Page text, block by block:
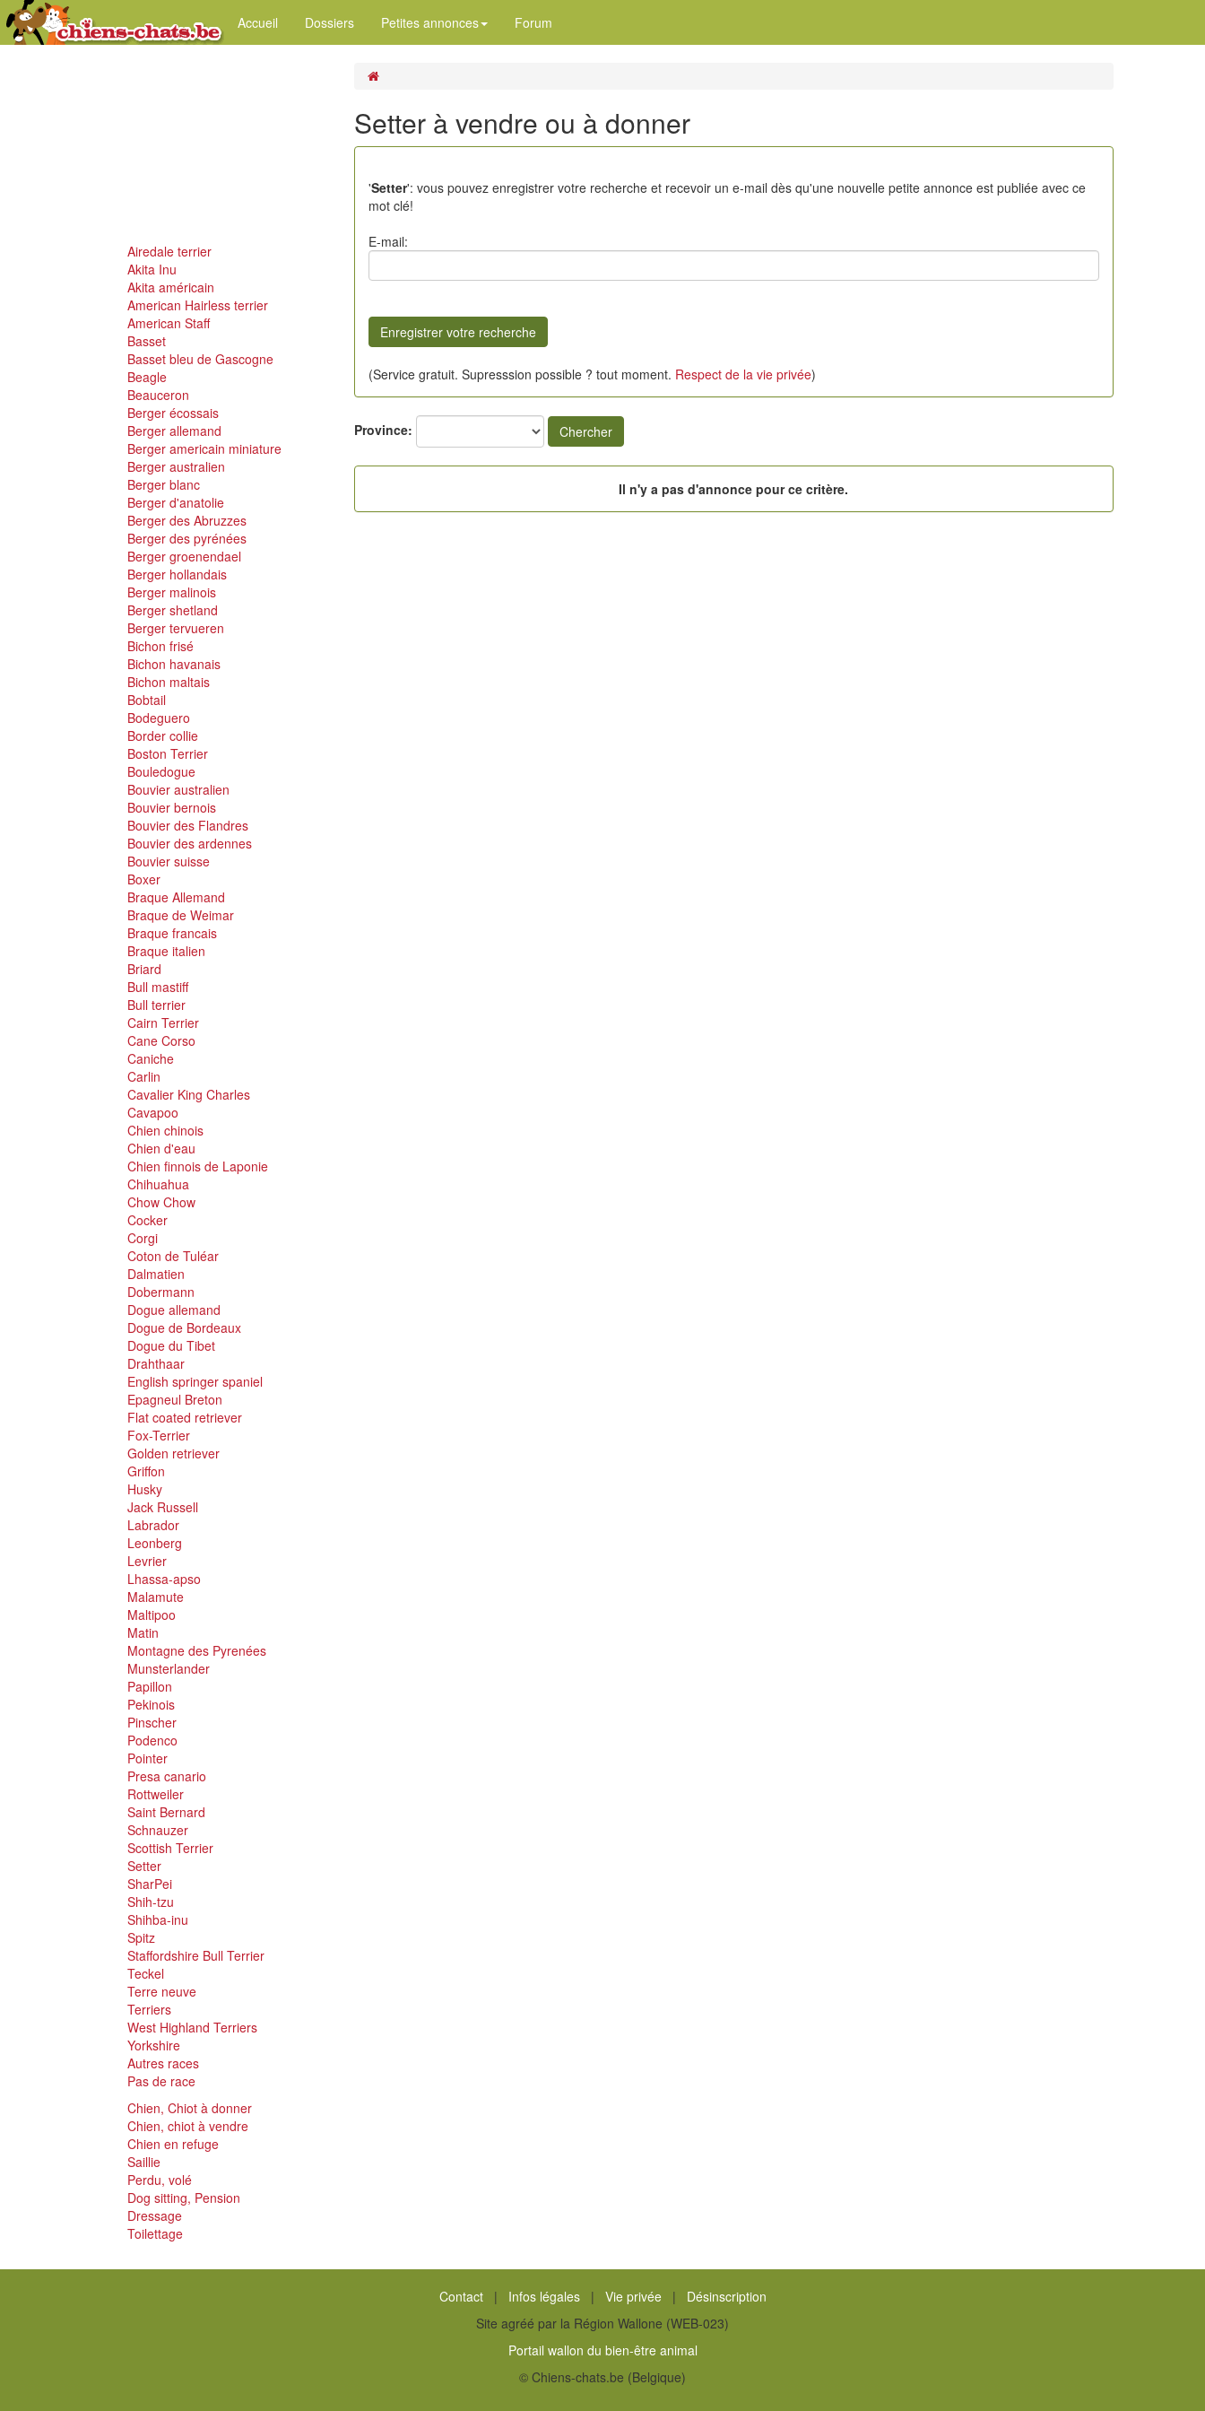
Accueil Dossiers Petites annonces Forum
Airedale terrier
Akita Inu
Akita américain
American Hairless terrier
American Staff
Basset
Basset bleu de Gascogne
Beagle
Beauceron
Berger écossais
Berger allemand
Berger americain miniature
Berger australien
Berger blanc
Berger d'anatolie
Berger des Abruzzes
Berger des pyrénées
Berger groenendael
Berger hollandais
Berger malinois
Berger shetland
Berger tervueren
Bichon frisé
Bichon havanais
Bichon maltais
Bobtail
Bodeguero
Border collie
Boston Terrier
Bouledogue
Bouvier australien
Bouvier bernois
Bouvier des Flandres
Bouvier des ardennes
Bouvier suisse
Boxer
Braque Allemand
Braque de Weimar
Braque francais
Braque italien
Briard
Bull mastiff
Bull terrier
Cairn Terrier
Cane Corso
Caniche
Carlin
Cavalier King Charles
Cavapoo
Chien chinois
Chien d'eau
Chien finnois de Laponie
Chihuahua
Chow Chow
Cocker
Corgi
Coton de Tuléar
Dalmatien
Dobermann
Dogue allemand
Dogue de Bordeaux
Dogue du Tibet
Drahthaar
English springer spaniel
Epagneul Breton
Flat coated retriever
Fox-Terrier
Golden retriever
Griffon
Husky
Jack Russell
Labrador
Leonberg
Levrier
Lhassa-apso
Malamute
Maltipoo
Matin
Montagne des Pyrenées
Munsterlander
Papillon
Pekinois
Pinscher
Podenco
Pointer
Presa canario
Rottweiler
Saint Bernard
Schnauzer
Scottish Terrier
Setter
SharPei
Shih-tzu
Shihba-inu
Spitz
Staffordshire Bull Terrier
Teckel
Terre neuve
Terriers
West Highland Terriers
Yorkshire
Autres races
Pas de race
Chien, Chiot à donner
Chien, chiot à vendre
Chien en refuge
Saillie
Perdu, volé
Dog sitting, Pension
Dressage
Toilettage
Setter à vendre ou à donner
'Setter': vous pouvez enregistrer votre recherche et recevoir un e-mail dès qu'une nouvelle petite annonce est publiée avec ce
mot clé!
E-mail:
(Service gratuit. Supresssion possible ? tout moment. Respect de la vie privée)
Province: Chercher
Il n'y a pas d'annonce pour ce critère.
Contact| Infos légales| Vie privée| Désinscription
Site agréé par la Région Wallone (WEB-023)
Portail wallon du bien-être animal
© Chiens-chats.be (Belgique)